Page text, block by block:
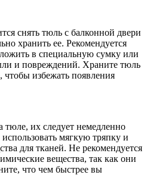
снять тюль с балконной двери
хранить ее. Рекомендуется
в специальную сумку или
и повреждений. Храните тюль
чтобы избежать появления
тюле, их следует немедленно
мягкую тряпку и
для тканей. Не рекомендуется
вещества, так как они
что чем быстрее вы